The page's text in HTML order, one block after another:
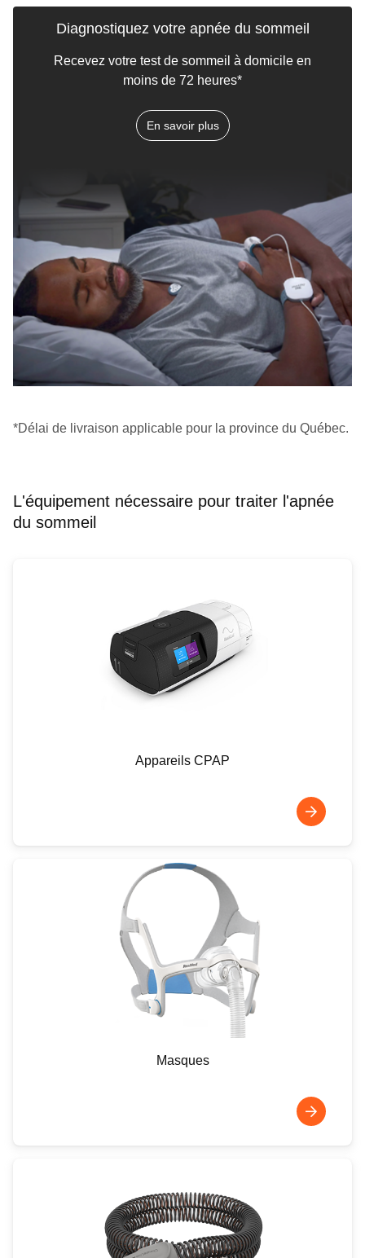
Diagnostiquez votre apnée du sommeil
Recevez votre test de sommeil à domicile en
moins de 72 heures*
En savoir plus
*Délai de livraison applicable pour la province du Québec.
L'équipement nécessaire pour traiter l'apnée
du sommeil
Appareils CPAP
Masques